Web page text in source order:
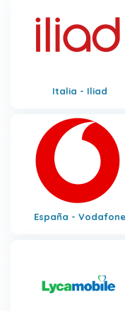
Italia - Iliad
España - Vodafone